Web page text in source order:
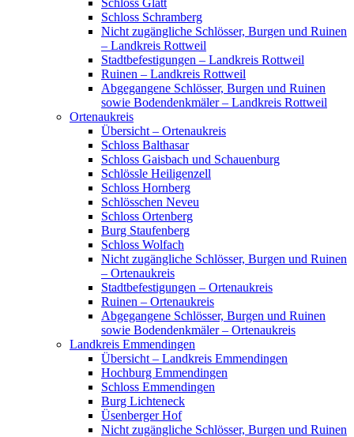
Schloss Glatt
Schloss Schramberg
Nicht zugängliche Schlösser, Burgen und Ruinen
– Landkreis Rottweil
Stadtbefestigungen – Landkreis Rottweil
Ruinen – Landkreis Rottweil
Abgegangene Schlösser, Burgen und Ruinen
sowie Bodendenkmäler – Landkreis Rottweil
Ortenaukreis
Übersicht – Ortenaukreis
Schloss Balthasar
Schloss Gaisbach und Schauenburg
Schlössle Heiligenzell
Schloss Hornberg
Schlösschen Neveu
Schloss Ortenberg
Burg Staufenberg
Schloss Wolfach
Nicht zugängliche Schlösser, Burgen und Ruinen
– Ortenaukreis
Stadtbefestigungen – Ortenaukreis
Ruinen – Ortenaukreis
Abgegangene Schlösser, Burgen und Ruinen
sowie Bodendenkmäler – Ortenaukreis
Landkreis Emmendingen
Übersicht – Landkreis Emmendingen
Hochburg Emmendingen
Schloss Emmendingen
Burg Lichteneck
Üsenberger Hof
Nicht zugängliche Schlösser, Burgen und Ruinen